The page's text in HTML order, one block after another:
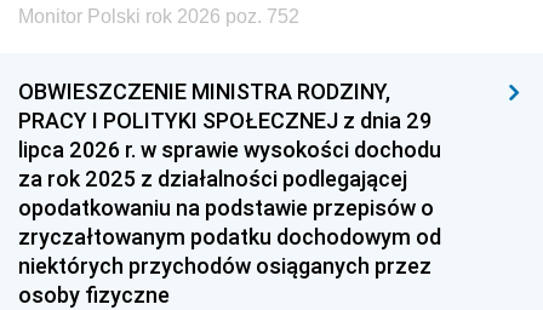
Monitor Polski rok 2026 poz. 752
OBWIESZCZENIE MINISTRA RODZINY,
PRACY I POLITYKI SPOŁECZNEJ z dnia 29
lipca 2026 r. w sprawie wysokości dochodu
za rok 2025 z działalności podlegającej
opodatkowaniu na podstawie przepisów o
zryczałtowanym podatku dochodowym od
niektórych przychodów osiąganych przez
osoby fizyczne